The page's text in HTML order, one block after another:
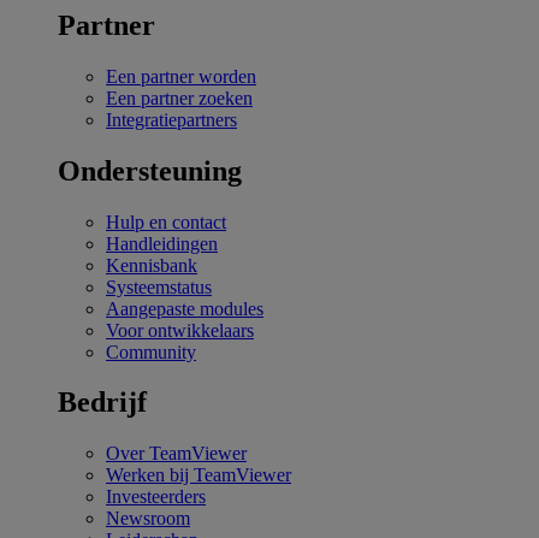
Partner
Een partner worden
Een partner zoeken
Integratiepartners
Ondersteuning
Hulp en contact
Handleidingen
Kennisbank
Systeemstatus
Aangepaste modules
Voor ontwikkelaars
Community
Bedrijf
Over TeamViewer
Werken bij TeamViewer
Investeerders
Newsroom